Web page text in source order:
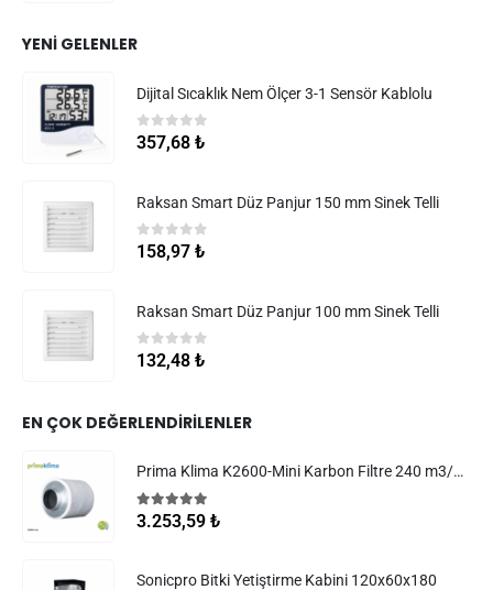
YENI GELENLER
Dijital Sıcaklık Nem Ölçer 3-1 Sensör Kablolu
05 üzerinden
357,68 ₺
Raksan Smart Düz Panjur 150 mm Sinek Telli
0 5 üzerinden
158,97 ₺
Raksan Smart Düz Panjur 100 mm Sinek Telli
05 üzerinden
132,48 ₺
EN ÇOK DEĞERLENDIRILENLER
Prima Klima K2600-Mini Karbon Filtre 240 m3/h 100 mm
5.005 üzerinden
3.253,59 ₺
Sonicpro Bitki Yetiştirme Kabini 120x60x180